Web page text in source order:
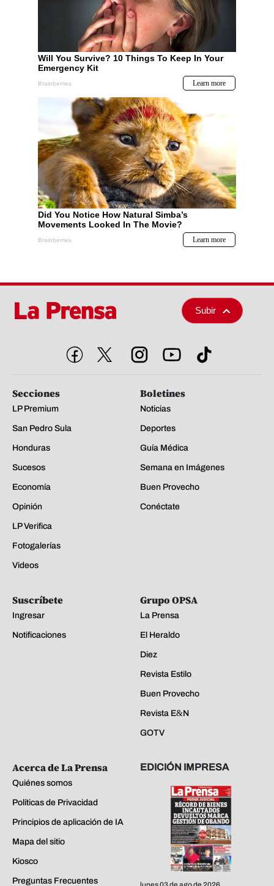
Subir
Secciones
LP Premium
San Pedro Sula
Honduras
Sucesos
Economía
Opinión
LP Verifica
Fotogalerías
Videos
Boletines
Noticias
Deportes
Guía Médica
Semana en Imágenes
Buen Provecho
Conéctate
Suscríbete
Ingresar
Notificaciones
Grupo OPSA
La Prensa
El Heraldo
Diez
Revista Estilo
Buen Provecho
Revista E&N
GOTV
Acerca de La Prensa
Quiénes somos
Políticas de Privacidad
Principios de aplicación de IA
Mapa del sitio
Kiosco
Preguntas Frecuentes
EDICIÓN IMPRESA